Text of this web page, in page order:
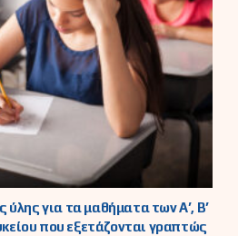
για τα μαθήματα των Α’, Β’
που εξετάζονται γραπτώς